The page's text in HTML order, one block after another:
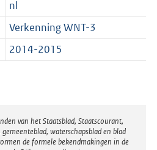
nl
Verkenning WNT-3
2014-2015
van het Staatsblad, Staatscourant,
waterschapsblad en blad
de formele bekendmakingen in de